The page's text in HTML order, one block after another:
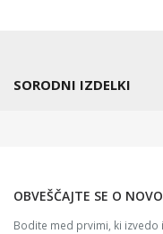
SORODNI IZDELKI
OBVEŠČAJTE SE O
Bodite med prvimi, ki